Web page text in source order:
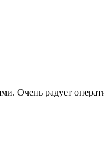
Очень радует